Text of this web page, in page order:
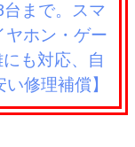
台まで。スマ
ヤホン・ゲー
も対応、自
修理補償】